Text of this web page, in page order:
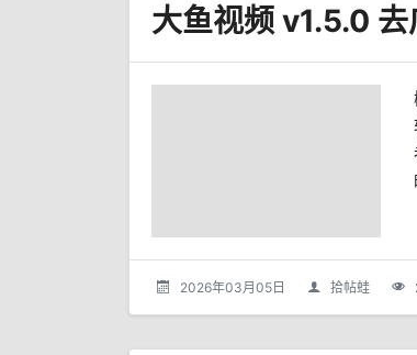
大鱼视频 v1.5.0
2026年03月05日 拾帖蛙